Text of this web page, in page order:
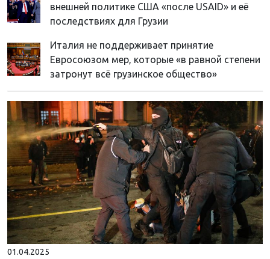
внешней политике США «после USAID» и её
последствиях для Грузии
Италия не поддерживает принятие
Евросоюзом мер, которые «в равной степени
затронут всё грузинское общество»
01.04.2025